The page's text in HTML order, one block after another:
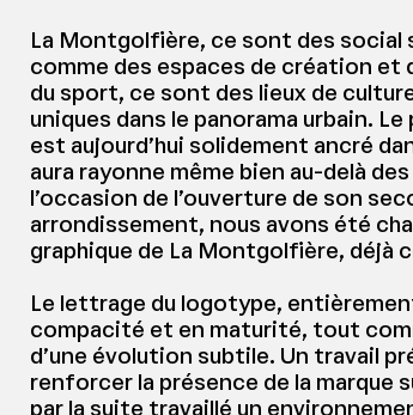
La Montgolfière, ce sont des social
comme des espaces de création et
du sport, ce sont des lieux de
uniques dans le panorama urbain.
est aujourd’hui solidement ancré
aura rayonne même bien au-delà
l’occasion de l’ouverture de son
arrondissement, nous avons été
graphique de La Montgolfière, déjà
Le lettrage du logotype,
compacité et en maturité, tout
d’une évolution subtile. Un travail
renforcer la présence de la marque
par la suite travaillé un